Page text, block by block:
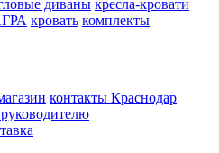
диваны кресла-кровати
кровать комплекты
контакты Краснодар